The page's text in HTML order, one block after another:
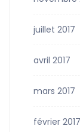
juillet 2017
avril 2017
mars 2017
février 2017